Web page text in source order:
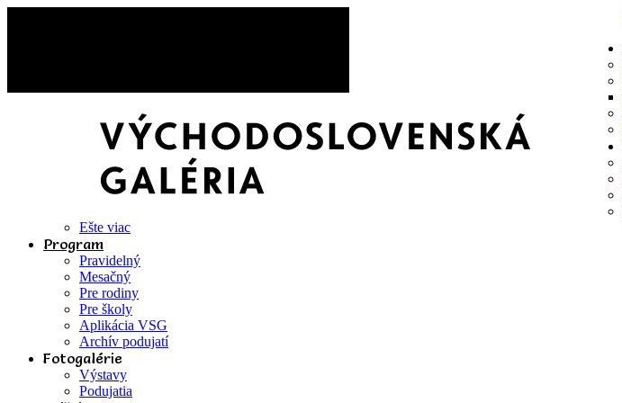
Ešte viac
Program
Pravidelný
Mesačný
Pre rodiny
Pre školy
Aplikácia VSG
Archív podujatí
Fotogalérie
Výstavy
Podujatia